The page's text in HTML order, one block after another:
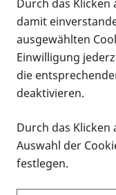
Infomaterial
Durch das Klicken
damit
ausgewählten
Einwilligung
die
deaktivieren.
Durch das
Auswahl der
festlegen.